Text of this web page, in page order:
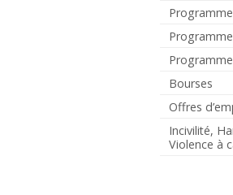
Bourses
Offres
Incivilité,
Violence à